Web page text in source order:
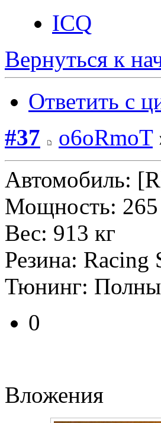
ICQ
Вернуться к
Ответить с
#37
o6oRmoT
Автомобиль:
Мощность: 265
Вес: 913 кг
Резина: Racing
Тюнинг:
0
Вложения